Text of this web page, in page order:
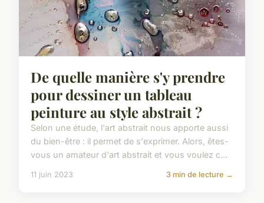
De quelle manière s'y prendre
pour dessiner un tableau
peinture au style abstrait ?
Selon une étude, l'art abstrait nous apporte aussi
du bien-être : il permet de s'exprimer. Alors, êtes-
vous un amateur d'art abstrait et vous voulez c...
11 juin 2023 3 min de lecture →